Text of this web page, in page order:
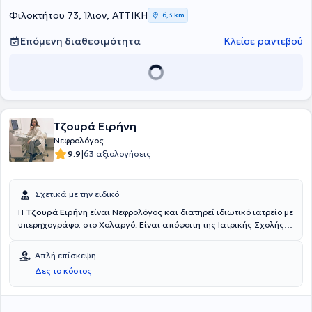
Φιλοκτήτου 73, Ίλιον, ΑΤΤΙΚΗ 6,3 km
Επόμενη διαθεσιμότητα Κλείσε ραντεβού
Τζουρά Ειρήνη
Νεφρολόγος
9.9|63 αξιολογήσεις
Σχετικά με την ειδικό
Η Τζουρά Ειρήνη είναι Νεφρολόγος και διατηρεί ιδιωτικό ιατρείο με
υπερηχογράφο, στο Χολαργό. Είναι απόφοιτη της Ιατρικής Σχολής
ειδικεύτηκε στη Νεφρολογία, στην Ελβετία, τις Ηνωμένες Πολιτείες
Αμερικής και σε κεντρικά νοσοκομεία της Αθήνας. Έχοντας
μετεκπαιδευτεί στην υπερηχογραφία νεφρών στο Emory University
των ΗΠΑ και στο Γενικό Νοσοκομείο Αθηνών "Γ. Γεννηματάς",
Απλή επίσκεψη
Δες το κόστος